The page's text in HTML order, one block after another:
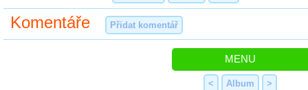
Komentáře Přidat komentář
MENU
< Album >